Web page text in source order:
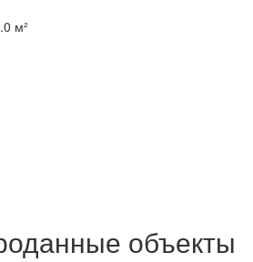
м²
объекты